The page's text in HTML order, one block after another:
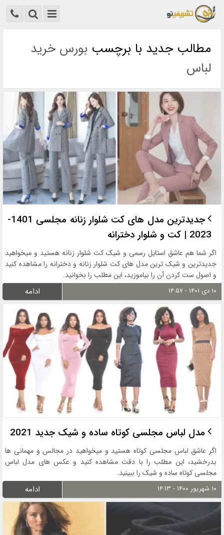
مطالب جدید با برچسب بورس خرید
لباس
جدیدترین مدل های کت شلوار زنانه مجلسی 1401-
2023 | کت و شلوار دخترانه
اگر شما هم عاشق استایل رسمی و شیک کت شلوار زنانه هستید و میخواهید
جدیدترین و شیک ترین مدل های کت شلوار زنانه و دخترانه را مشاهده کنید
و اصول ست کردن آن را بیاموزید، این مطلب را بخوانید.
۱۰ دی ۱۴۰۱ - ۱۴:۵۷ ادامه
مدل لباس مجلسی کوتاه ساده و شیک جدید 2021
اگر عاشق لباس مجلسی کوتاه هستید و میخواهید در مجالس و مهمانی ها
بدرخشید، این مطلب را با دقت مشاهده کنید و عکس های مدل لباس
مجلسی کوتاه ساده و شیک را ببینید.
۱۰ شهریور ۱۴۰۰ - ۱۴:۱۳ ادامه